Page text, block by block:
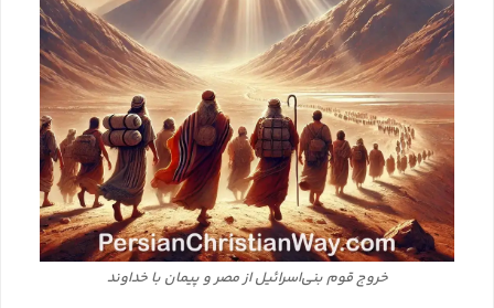
خروج قوم بنی‌اسرائیل از مصر و پیمان با خداوند